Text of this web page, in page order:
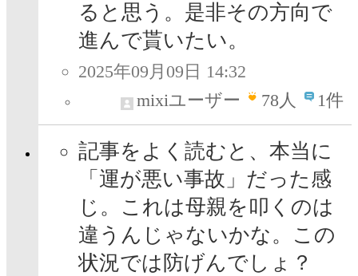
ると思う。是非その方向で
進んで貰いたい。
2025年09月09日 14:32
mixiユーザー
78人 1件
記事をよく読むと、本当に
「運が悪い事故」だった感
じ。これは母親を叩くのは
違うんじゃないかな。この
状況では防げんでしょ？